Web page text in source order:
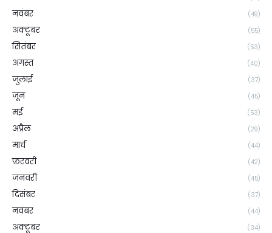
नवंबर (49)
अक्टूबर (55)
सितंबर (53)
अगस्त (40)
जुलाई (37)
जून (45)
मई (53)
अप्रैल (29)
मार्च (44)
फ़रवरी (42)
जनवरी (45)
दिसंबर (37)
नवंबर (44)
अक्टूबर (34)